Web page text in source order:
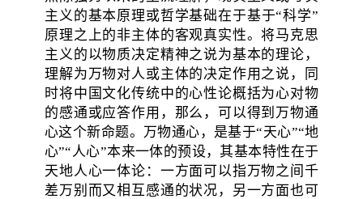
主义的基本原理或哲学基础在于基于“科学”
原理之上的非主体的客观真实性。将马克思
主义的以物质决定精神之说为基本的理论，
理解为万物对人或主体的决定作用之说，同
时将中国文化传统中的心性论概括为心对物
的感通或应答作用，那么，可以得到万物通
心这个新命题。万物通心，是基于“天心”“地
心”“人心”本来一体的预设，其基本特性在于
天地人心一体论：一方面可以指万物之间千
差万别而又相互感通的状况，另一方面也可